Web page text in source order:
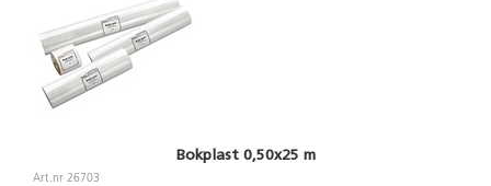
Bokplast 0,50x25 m
Art.nr 26703